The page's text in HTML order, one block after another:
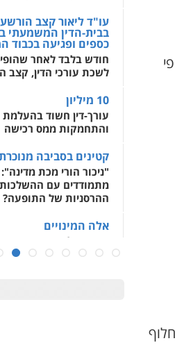
חמורה מעצרים
0525199949
גל דהן – משרד
פלילי
סמים מעצרים
0544723840
חנא בולוס –
דין
פלילי פשיעה
צווארון לבן נזיקין
0546661544
עו"ד ליאור קצב הורשע
בבית-הדין המשמעתי
כספים ופגיעה בכבוד
חודש בלבד לאחר
לשכת עורכי הדין, קצב
10 מיליון
עורך-דין חשוד
והתחמקות ממס רכישה
קטינים בסביבה
"ניכור הורי מכת
מתמודדים עם ההשלכות
ההרסניות של התופעה?
אלה המינויים
הוועדה לבחירת
26 שופטים ורשמים נוספים